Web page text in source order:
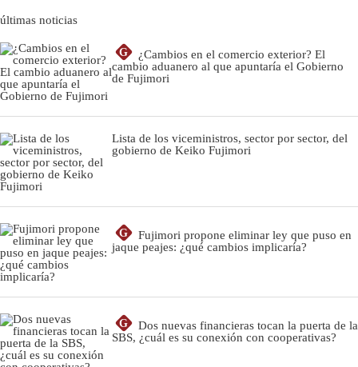
últimas noticias
G
¿Cambios en el comercio exterior? El
cambio aduanero al que apuntaría el Gobierno
de Fujimori
Lista de los viceministros, sector por sector, del
gobierno de Keiko Fujimori
G
Fujimori propone eliminar ley que puso en
jaque peajes: ¿qué cambios implicaría?
G
Dos nuevas financieras tocan la puerta de la
SBS, ¿cuál es su conexión con cooperativas?